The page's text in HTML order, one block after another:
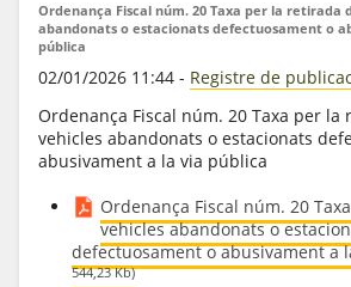
Ordenança Fiscal núm. 20 Taxa per la retirada
abandonats o estacionats defectuosament o
pública
02/01/2026 11:44 - Registre de
Ordenança Fiscal núm. 20 Taxa per la
vehicles abandonats o estacionats
abusivament a la via pública
Ordenança Fiscal núm. 20
vehicles abandonats o
defectuosament o abusivament a
544,23 Kb)